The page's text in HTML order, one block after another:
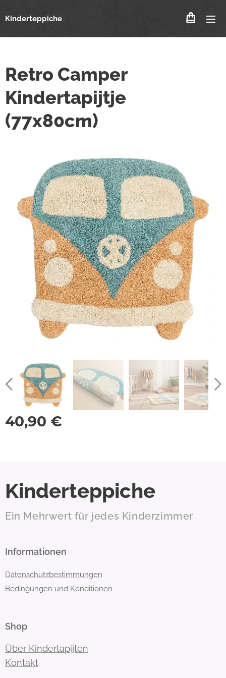
Kinderteppiche
Retro Camper
Kindertapijtje
(77x80cm)
40,90 €
Kinderteppiche
Ein Mehrwert für jedes Kinderzimmer
Informationen
Datenschutzbestimmungen
Bedingungen und Konditionen
Shop
Über Kindertapijten
Kontakt